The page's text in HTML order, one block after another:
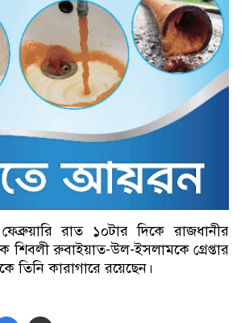
রাত ১০টার দিকে রাজধানীর
শিবলী রুবাইয়াত-উল-ইসলামকে গ্রেপ্তার
তিনি কারাগারে রয়েছেন।